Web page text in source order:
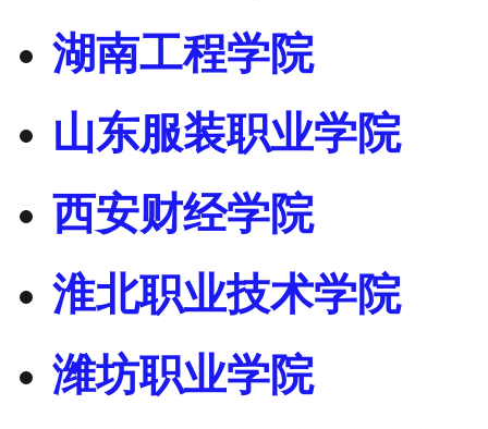
湖南工程学院
山东服装职业学院
西安财经学院
淮北职业技术学院
潍坊职业学院